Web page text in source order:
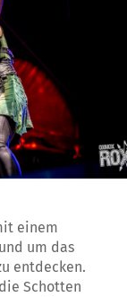
einem
um das
entdecken.
Schotten